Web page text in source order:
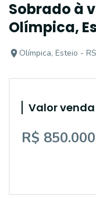
Sobrado à
Olímpica,
Olímpica, Esteio - RS
Valor venda
R$